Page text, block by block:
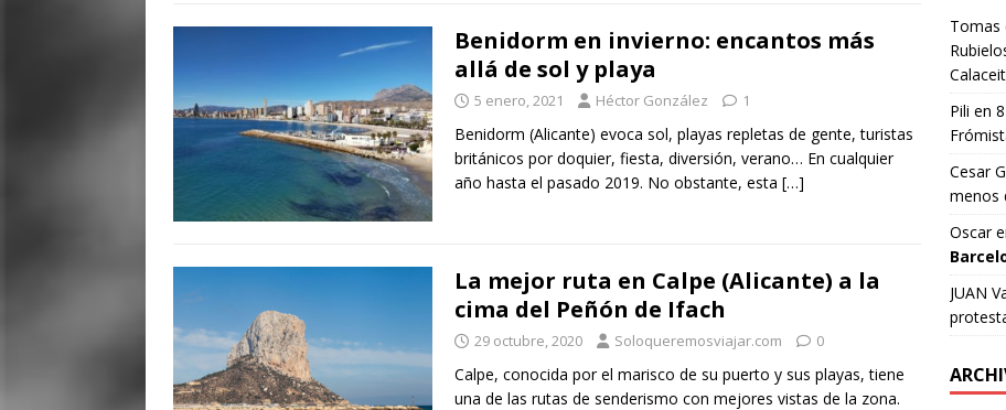
Benidorm en invierno: encantos más
allá de sol y playa
5 enero, 2021 Héctor González 1
Benidorm (Alicante) evoca sol, playas repletas de gente, turistas
británicos por doquier, fiesta, diversión, verano… En cualquier
año hasta el pasado 2019. No obstante, esta […]
La mejor ruta en Calpe (Alicante) a la
cima del Peñón de Ifach
29 octubre, 2020 Soloqueremosviajar.com 0
Calpe, conocida por el marisco de su puerto y sus playas, tiene
una de las rutas de senderismo con mejores vistas de la zona.
Tomas
Pili en
Cesar
menos
Oscar
JUAN